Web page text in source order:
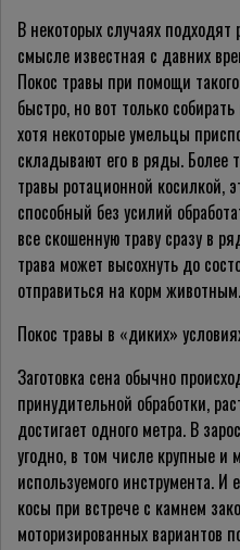
В некоторых случаях
смысле известная с давних
Покос травы при помощи
быстро, но вот только
хотя некоторые умельцы
складывают его в ряды. Более
травы ротационной косилкой,
способный без усилий
все скошенную траву сразу в
трава может высохнуть до
отправиться на корм животным.
Покос травы в «диких»
Заготовка сена обычно
принудительной обработки,
достигает одного метра. В
угодно, в том числе крупные и
используемого инструмента.
косы при встрече с камнем
моторизированных вариантов